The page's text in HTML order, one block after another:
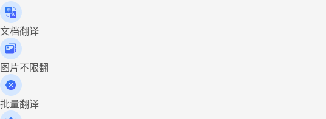
文档翻译
图片不限翻
批量翻译